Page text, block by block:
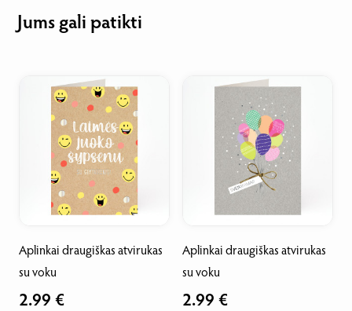
Jums gali patikti
Aplinkai draugiškas atvirukas
su voku
2.99 €
Aplinkai draugiškas atvirukas
su voku
2.99 €